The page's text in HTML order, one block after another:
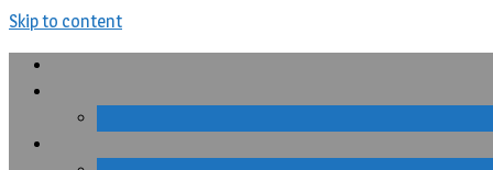
Skip to content